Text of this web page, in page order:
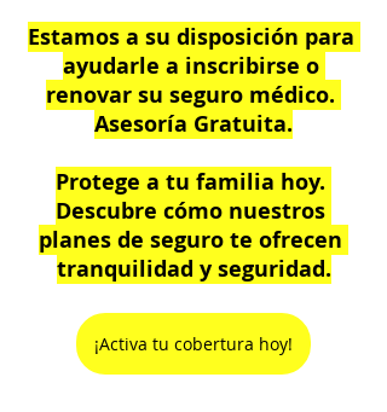
Estamos a su disposición para
ayudarle a inscribirse o
renovar su seguro médico.
Asesoría Gratuita.
Protege a tu familia hoy.
Descubre cómo nuestros
planes de seguro te ofrecen
tranquilidad y seguridad.
¡Activa tu cobertura hoy!